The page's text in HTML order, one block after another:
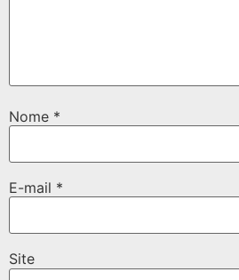
Nome *
E-mail *
Site